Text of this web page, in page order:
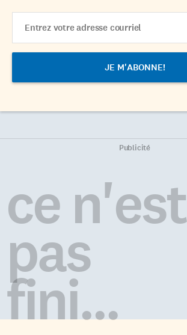
Address
Publicité
ce n'est
pas
fini...